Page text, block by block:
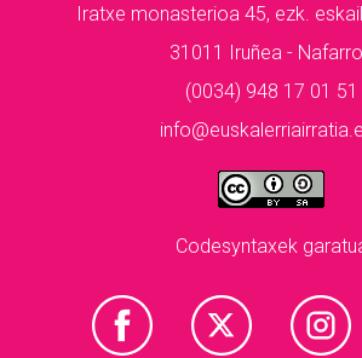
Iratxe monasterioa 45, ezk.
31011 Iruñea -
(0034) 948 17 01 51
Codesyntaxek